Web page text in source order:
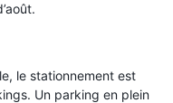
le stationnement est
Un parking en plein